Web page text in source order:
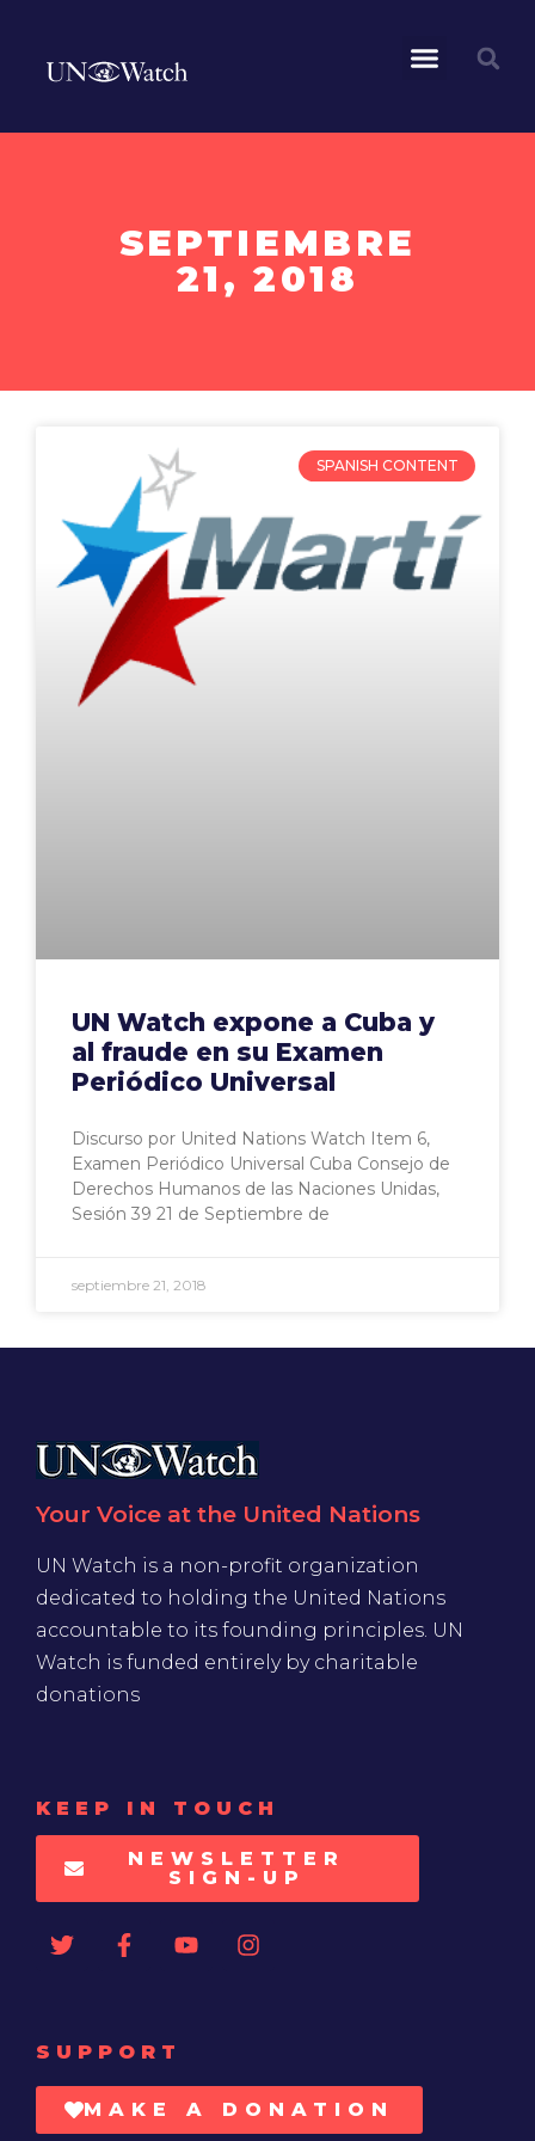
SEPTIEMBRE
21, 2018
SPANISH CONTENT
UN Watch expone a Cuba y
al fraude en su Examen
Periódico Universal
Discurso por United Nations Watch Item 6,
Examen Periódico Universal Cuba Consejo de
Derechos Humanos de las Naciones Unidas,
Sesión 39 21 de Septiembre de
septiembre 21, 2018
Your Voice at the United Nations
UN Watch is a non-profit organization
dedicated to holding the United Nations
accountable to its founding principles. UN
Watch is funded entirely by charitable
donations
KEEP IN TOUCH
NEWSLETTER
SIGN-UP
SUPPORT
MAKE A DONATION